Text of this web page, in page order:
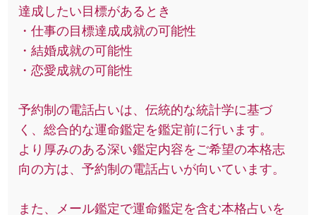
達成したい目標があるとき
・仕事の目標達成成就の可能性
・結婚成就の可能性
・恋愛成就の可能性
予約制の電話占いは、伝統的な統計学に基づ
く、総合的な運命鑑定を鑑定前に行います。
より厚みのある深い鑑定内容をご希望の本格志
向の方は、予約制の電話占いが向いています。
また、メール鑑定で運命鑑定を含む本格占いを